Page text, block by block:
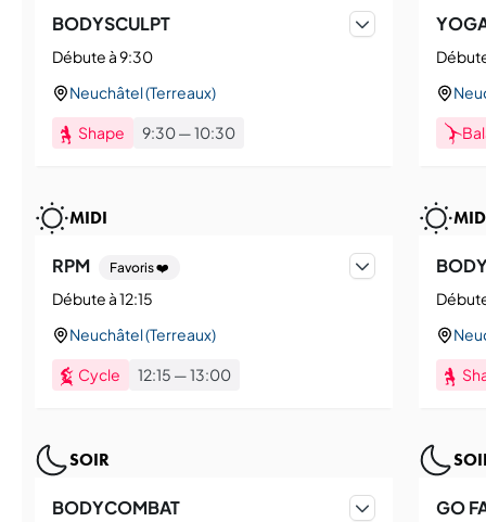
BODYSCULPT
Débute à 9:30
Neuchâtel (Terreaux)
Shape 9:30—10:30
MIDI
RPM Favoris ❤️
Débute à 12:15
Neuchâtel (Terreaux)
Cycle 12:15 —13:00
SOIR
BODYCOMBAT GO